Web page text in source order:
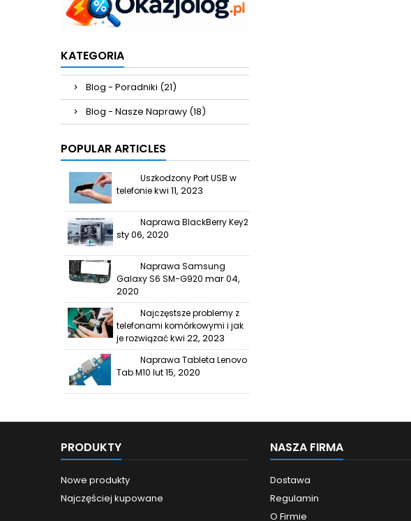
KATEGORIA
Blog - Poradniki (21)
Blog - Nasze Naprawy (18)
POPULAR ARTICLES
Uszkodzony Port USB w
telefoniekwi 11, 2023
Naprawa BlackBerry Key2
sty 06, 2020
Naprawa Samsung
Galaxy S6 SM-G920 mar 04,
2020
Najczęstsze problemy z
telefonami komórkowymi i jak
je rozwiązaćkwi 22, 2023
Naprawa Tableta Lenovo
Tab M10 lut 15, 2020
PRODUKTY
Nowe produkty
Najczęściej kupowane
NASZA FIRMA
Dostawa
Regulamin
O Firmie